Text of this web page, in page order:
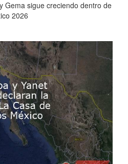
Gema sigue creciendo dentro de
2026